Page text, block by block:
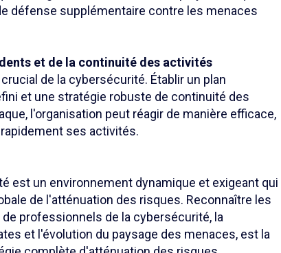
défense supplémentaire contre les menaces
et de la continuité des activités
de la cybersécurité. Établir un plan
et une stratégie robuste de continuité des
l'organisation peut réagir de manière efficace,
ses activités.
est un environnement dynamique et exigeant qui
de l'atténuation des risques. Reconnaître les
professionnels de la cybersécurité, la
et l'évolution du paysage des menaces, est la